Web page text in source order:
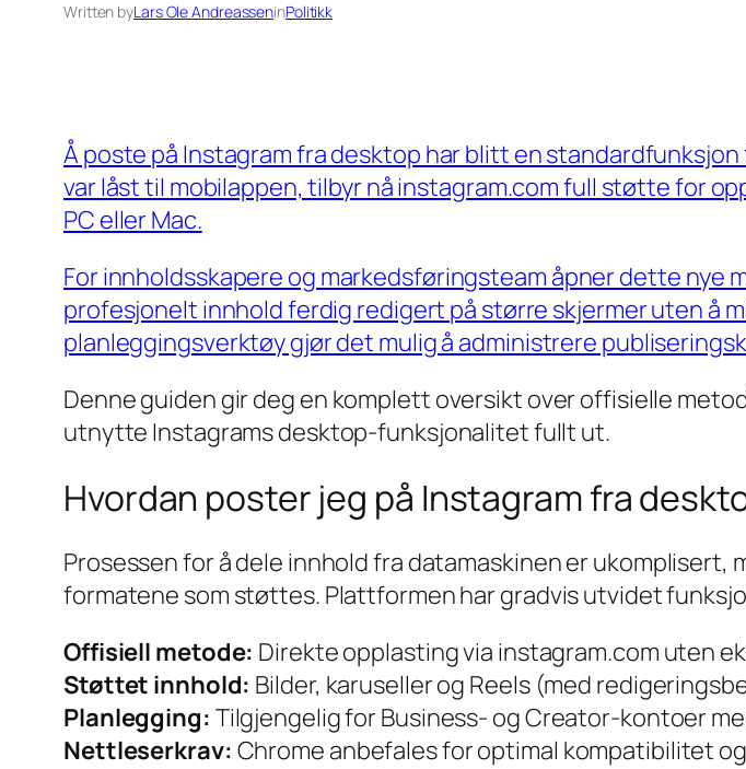
Written byLars Ole AndreasseninPolitikk
Å poste på Instagram fra desktop har blitt en
var låst til mobilappen, tilbyr nå instagram.com full støtte for
PC eller Mac.
For innholdsskapere og markedsføringsteam åpner dette nye
profesjonelt innhold ferdig redigert på større skjermer uten å
planleggingsverktøy gjør det mulig å administrere
Denne guiden gir deg en komplett oversikt over offisielle
utnytte Instagrams desktop-funksjonalitet fullt ut.
Hvordan poster jeg på Instagram fra
Prosessen for å dele innhold fra datamaskinen er
formatene som støttes. Plattformen har gradvis utvidet
Offisiell metode: Direkte opplasting via instagram.com uten
Støttet innhold: Bilder, karuseller og Reels (med
Planlegging: Tilgjengelig for Business- og Creator-kontoer
Nettleserkrav: Chrome anbefales for optimal kompatibilitet